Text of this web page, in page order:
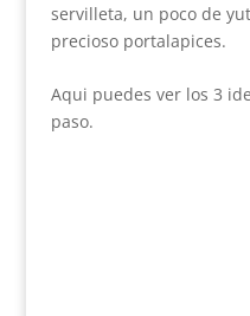
servilleta, un poco de
precioso portalapices.
Aqui puedes ver los 3
paso.